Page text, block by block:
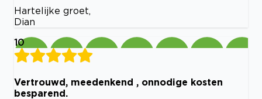
Hartelijke groet,
Dian
10
Vertrouwd, meedenkend , onnodige kosten
besparend.